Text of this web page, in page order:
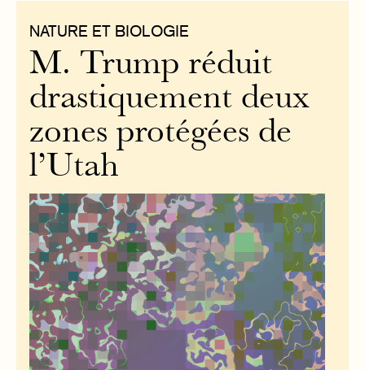
NATURE ET BIOLOGIE
M. Trump réduit
drastiquement deux
zones protégées de
l’Utah